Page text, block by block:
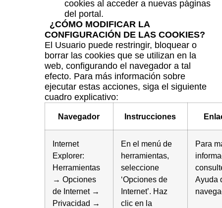
cookies al acceder a nuevas páginas
del portal.
¿CÓMO MODIFICAR LA
CONFIGURACIÓN DE LAS COOKIES?
El Usuario puede restringir, bloquear o
borrar las cookies que se utilizan en la
web, configurando el navegador a tal
efecto. Para más información sobre
ejecutar estas acciones, siga el siguiente
cuadro explicativo:
Navegador Instrucciones
Internet
Explorer:
Herramientas
→ Opciones
de Internet →
Privacidad →
En el menú de
herramientas,
seleccione
‘Opciones de
Internet’. Haz
clic en la
Para
Ayuda